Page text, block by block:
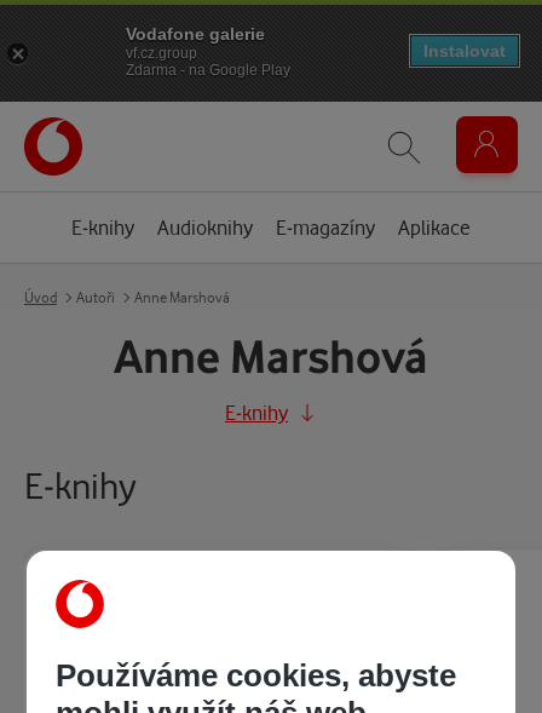
E-knihy Audioknihy E-magazíny Aplikace
Úvod Autoři Anne Marshová
Anne Marshová
E-knihy
E-knihy
Používáme cookies, abyste
Vodafone galerie
vf.cz.group
Zdarma - na Google Play
Instalovat